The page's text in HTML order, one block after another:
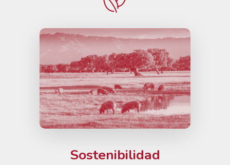
Sostenibilidad